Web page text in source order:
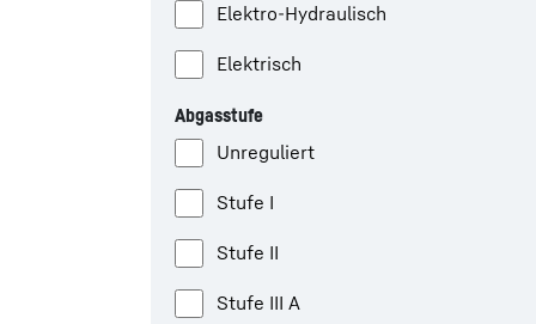
Elektro-Hydraulisch
Elektrisch
Abgasstufe
Unreguliert
Stufe I
Stufe II
Stufe III A